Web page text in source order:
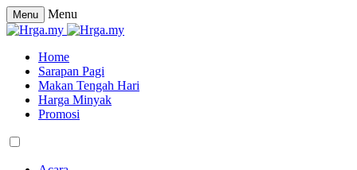
Menu Menu
Home
Sarapan Pagi
Makan Tengah Hari
Harga Minyak
Promosi